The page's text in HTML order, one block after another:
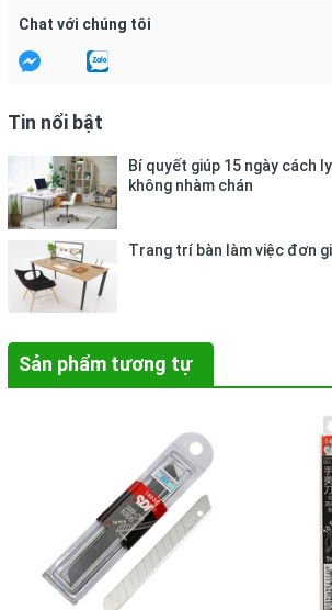
Chat với chúng tôi
Tin nổi bật
Bí quyết giúp 15 ngày cách
không nhàm chán
Trang trí bàn làm việc đơn
Sản phẩm tương tự